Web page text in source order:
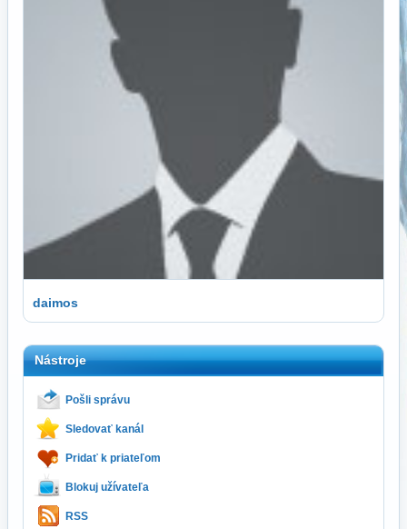
daimos
Nástroje
Pošli správu
Sledovať kanál
Pridať k priateľom
Blokuj užívateľa
RSS